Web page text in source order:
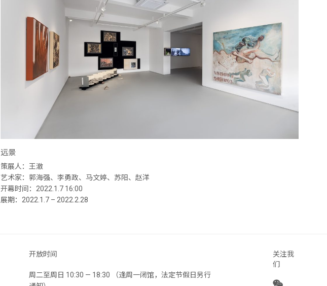
远景
策展人：王澈
艺术家：郭海强、李勇政、马文婷、苏阳、赵洋
开幕时间：2022.1.7 16:00
展期：2022.1.7 – 2022.2.28
开放时间
周二至周日 10:30 — 18:30 （逢周一闭馆，法定节假日另行
关注我
们